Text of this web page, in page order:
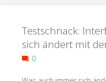
eine
–
Testschnack:
sich ändert mit
0